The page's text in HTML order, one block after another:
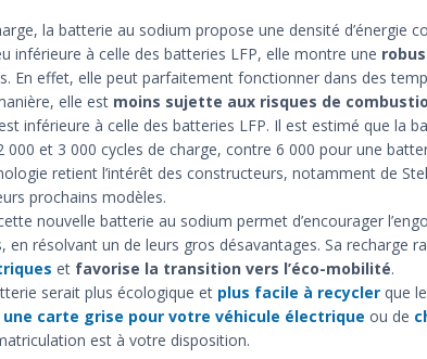
la batterie au sodium propose une densité d’énergie
inférieure à celle des batteries LFP, elle montre une
En effet, elle peut parfaitement fonctionner dans des
elle est moins sujette aux risques de
inférieure à celle des batteries LFP. Il est estimé que la
et 3 000 cycles de charge, contre 6 000 pour une
retient l’intérêt des constructeurs, notamment de
prochains modèles.
nouvelle batterie au sodium permet d’encourager
en résolvant un de leurs gros désavantages. Sa recharge
et favorise la transition vers l’éco-mobilité.
serait plus écologique et plus facile à recycler que
carte grise pour votre véhicule électrique ou de
est à votre disposition.